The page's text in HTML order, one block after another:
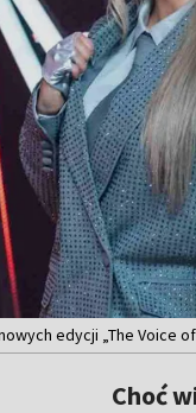
edycji „The Voice
Choć